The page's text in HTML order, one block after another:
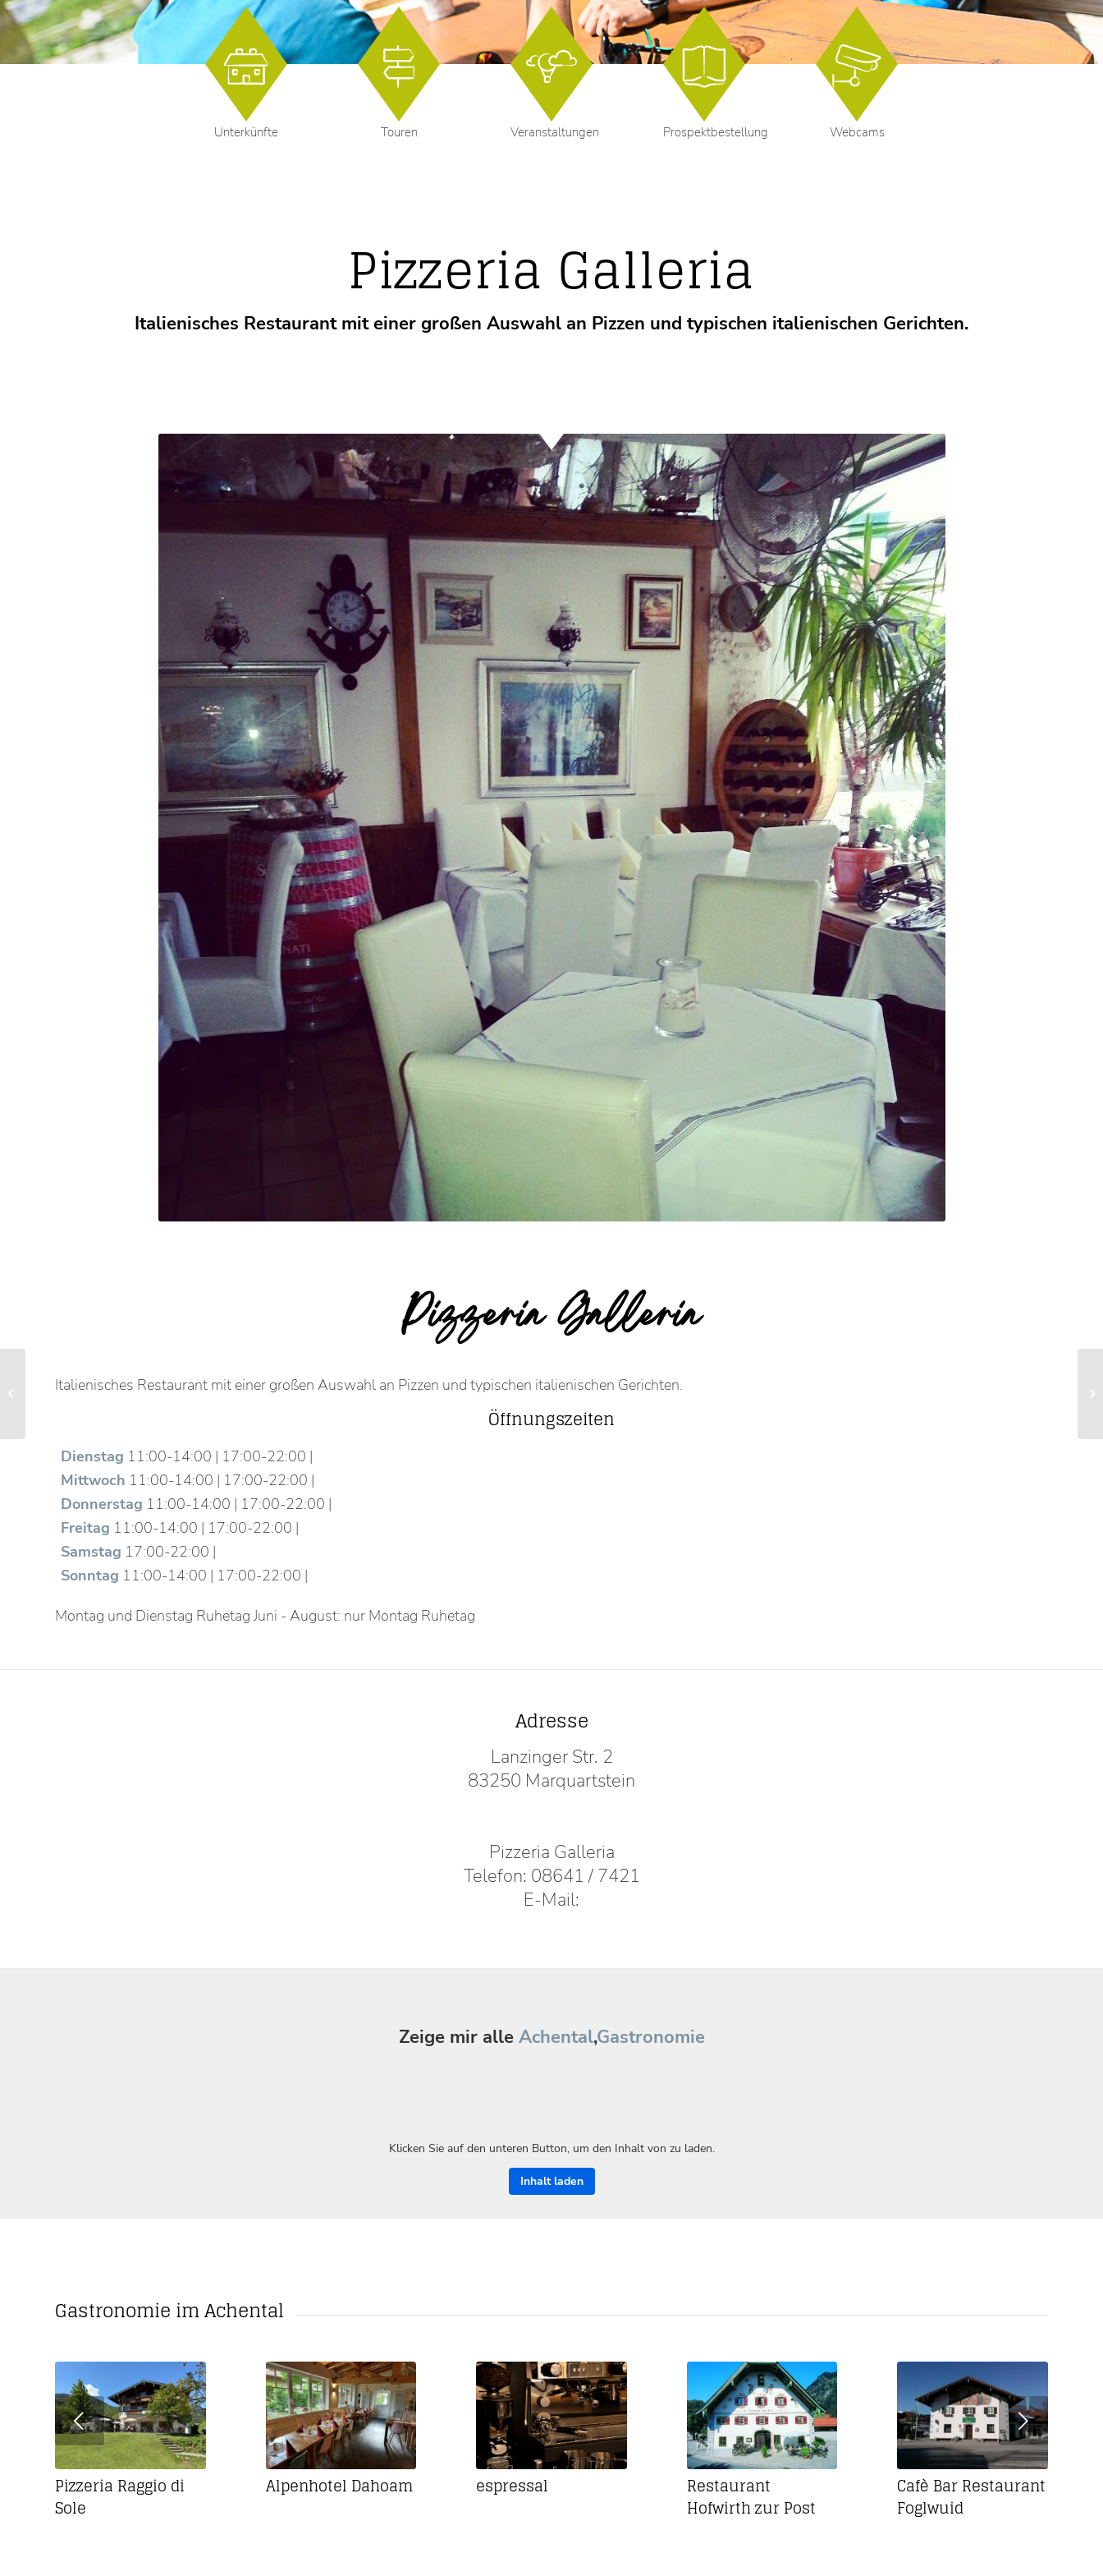
Unterkünfte Touren Veranstaltungen Prospektbestellung Webcams
Pizzeria Galleria
Italienisches Restaurant mit einer großen Auswahl an Pizzen und typischen italienischen Gerichten.
Pizzeria Galleria
Italienisches Restaurant mit einer großen Auswahl an Pizzen und typischen italienischen Gerichten.
Öffnungszeiten
Dienstag 11:00-14:00 | 17:00-22:00 |
Mittwoch 11:00-14:00 | 17:00-22:00 |
Donnerstag 11:00-14:00 | 17:00-22:00 |
Freitag 11:00-14:00 | 17:00-22:00 |
Samstag 17:00-22:00 |
Sonntag 11:00-14:00 | 17:00-22:00 |
Montag und Dienstag Ruhetag Juni - August: nur Montag Ruhetag
Adresse
Lanzinger Str. 2
83250 Marquartstein
Pizzeria Galleria
Telefon: 08641 / 7421
E-Mail:
Zeige mir alle Achental,Gastronomie
Klicken Sie auf den unteren Button, um den Inhalt von zu laden.
Inhalt laden
Gastronomie im Achental
Pizzeria Raggio di
Sole
Alpenhotel Dahoam espressal
Restaurant
Hofwirth zur Post
Cafè Bar Restaurant
Foglwuid
Weiter
Senf – DER Senf, süß